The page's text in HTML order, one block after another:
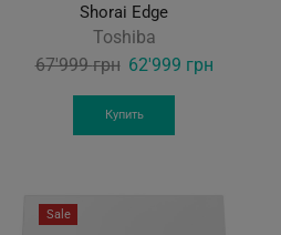
Shorai Edge
Toshiba
67'999грн Original
was:
62'999 грнCurrent
Купить
Sale